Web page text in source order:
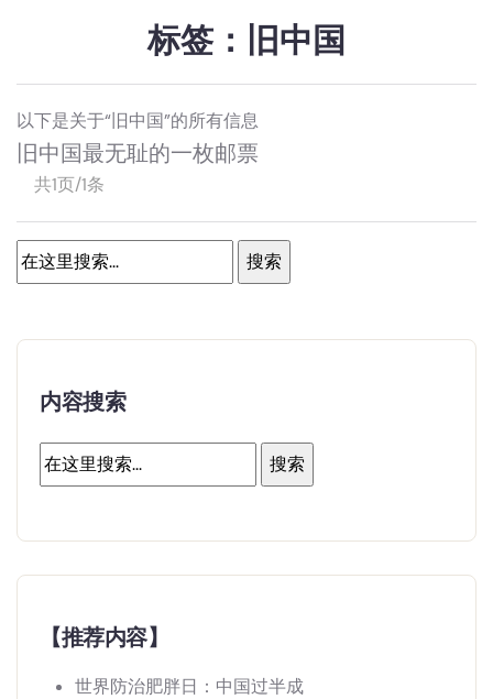
标签：旧中国
以下是关于“旧中国”的所有信息
旧中国最无耻的一枚邮票
共1页/1条
内容搜索
【推荐内容】
世界防治肥胖日：中国过半成